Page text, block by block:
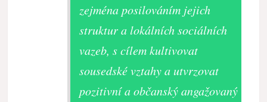
zejména posilováním jejich
struktur a lokálních sociálních
vazeb, s cílem kultivovat
sousedské vztahy a utvrzovat
pozitivní a občanský angažovaný